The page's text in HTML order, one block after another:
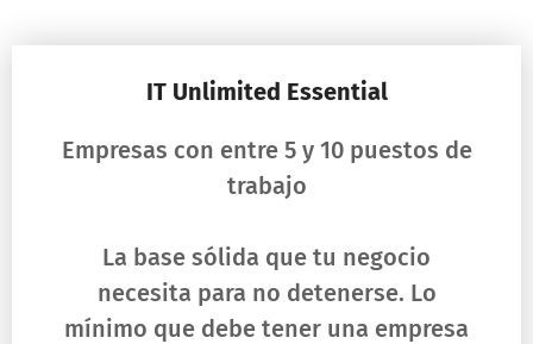
IT Unlimited Essential
Empresas con entre 5 y 10 puestos de
trabajo
La base sólida que tu negocio
necesita para no detenerse. Lo
mínimo que debe tener una empresa